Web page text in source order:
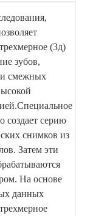
(3д)
зубов,
смежных
создает серию
снимков из
Затем эти
На основе
данных